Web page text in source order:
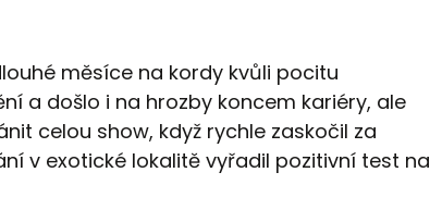
měsíce na kordy kvůli pocitu
a došlo i na hrozby koncem kariéry, ale
celou show, když rychle zaskočil za
v exotické lokalitě vyřadil pozitivní test na